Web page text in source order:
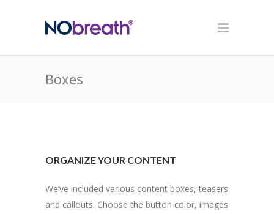
Boxes
ORGANIZE YOUR CONTENT
We’ve included various content boxes, teasers
and callouts. Choose the button color, images